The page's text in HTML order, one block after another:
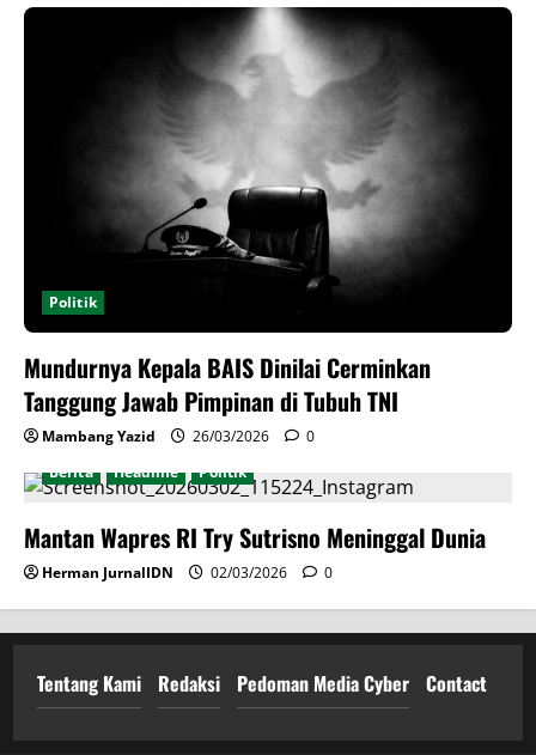
Politik
Mundurnya Kepala BAIS Dinilai Cerminkan
Tanggung Jawab Pimpinan di Tubuh TNI
Mambang Yazid 26/03/2026
0
Berita
Headline Politik
Mantan Wapres RI Try Sutrisno Meninggal Dunia
Herman JurnalIDN 02/03/2026 0
Tentang Kami Redaksi Pedoman Media Cyber Contact